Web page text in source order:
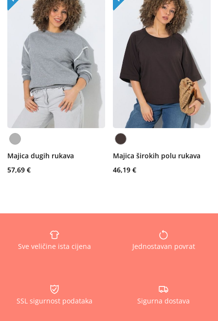
Majica dugih rukava
57,69 €
Majica širokih polu rukava
46,19 €
Sve veličine ista cijena Jednostavan povrat
SSL sigurnost podataka Sigurna dostava